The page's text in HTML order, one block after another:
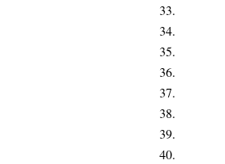
33.
34.
35.
36.
37.
38.
39.
40.